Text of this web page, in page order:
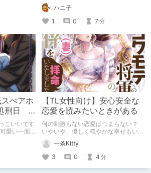
ハニ子
1
0 7分
ぺアホ
刑日
こいいです
愛い一面
もこれは
もちろん終
にいたぶら
ちゃう話が
【TL女性向け】安心安全な
恋愛を読みたいときがある
何の刺激もない恋愛はつまらない？
いやいや、優しく穏やかな幸せもいい
一条Kitty
3
0 4 分